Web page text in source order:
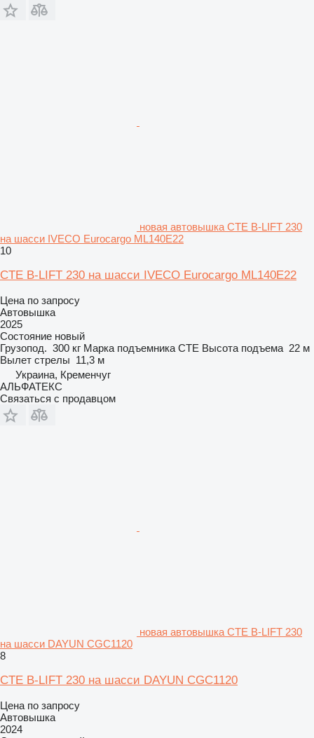
новая автовышка CTE B-LIFT 230
на шасси IVECO Eurocargo ML140E22
10
CTE B-LIFT 230 на шасси IVECO Eurocargo ML140E22
Цена по запросу
Автовышка
2025
Состояние новый
Грузопод. 300 кг Марка подъемника CTE Высота подъема 22 м
Вылет стрелы 11,3 м
Украина, Кременчуг
АЛЬФАТЕКС
Связаться с продавцом
новая автовышка CTE B-LIFT 230
на шасси DAYUN CGC1120
8
CTE B-LIFT 230 на шасси DAYUN CGC1120
Цена по запросу
Автовышка
2024